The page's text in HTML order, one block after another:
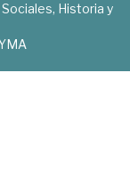
Historia y